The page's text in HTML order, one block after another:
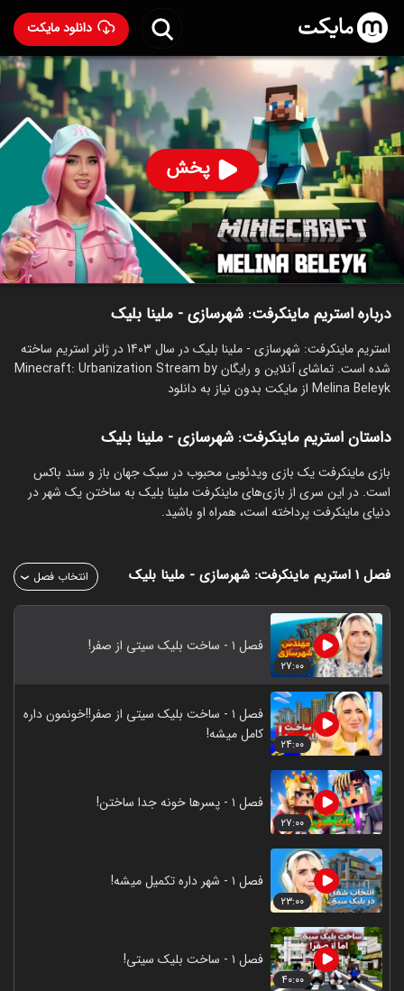
دانلود مایکت
پخش
استریم ماینکرفت: شهرسازی - ملینا بلیک ساخت 1403
۳۵۱ 92% ملینا بلیک
ساخت ایران سال 1403
رده سنی ۱۳+
استریم
توضیحات قسمت‌ها سریال‌های مشابه
درباره استریم ماینکرفت: شهرسازی - ملینا بلیک
استریم ماینکرفت: شهرسازی - ملینا بلیک در سال 1403 در ژانر استریم ساخته
شده است. تماشای آنلاین و رایگان Minecraft: Urbanization Stream by
Melina Beleyk از مایکت بدون نیاز به دانلود
داستان استریم ماینکرفت: شهرسازی - ملینا بلیک
‏بازی ماینکرفت یک بازی ویدئویی محبوب در سبک جهان باز و سند باکس
است. در این سری از بازی‌های ماینکرفت ملینا بلیک به ساختن یک شهر در
دنیای ماینکرفت پرداخته است، همراه او باشید.
فصل ۱ استریم ماینکرفت: شهرسازی - ملینا بلیک انتخاب فصل
۲۷:۰۰
فصل ۱ - ساخت بلیک سیتی از صفر!
۲۴:۰۰
فصل ۱ - ساخت بلیک سیتی از صفر!!خونمون داره
کامل میشه!
۲۷:۰۰
فصل ۱ - پسرها خونه جدا ساختن!
۲۳:۰۰
فصل ۱ - شهر داره تکمیل میشه!
۴۰:۰۰
فصل ۱ - ساخت بلیک سیتی!